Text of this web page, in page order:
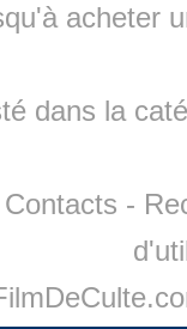
acheter
dans la
Contacts -